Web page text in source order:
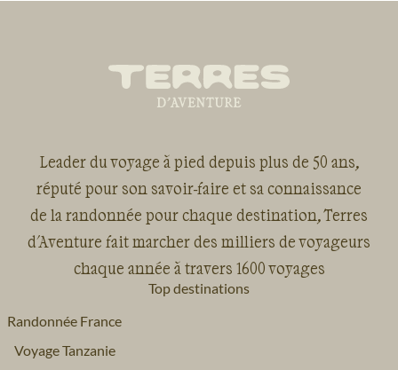
Leader du voyage à pied depuis plus de 50 ans,
réputé pour son savoir-faire et sa connaissance
de la randonnée pour chaque destination, Terres
d'Aventure fait marcher des milliers de voyageurs
chaque année à travers 1600 voyages
Top destinations
Randonnée France
Voyage Tanzanie